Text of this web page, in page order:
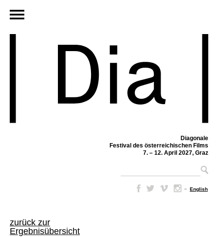
Diagonale
Festival des österreichischen Films
7. – 12. April 2027, Graz
– English
zurück zur
Ergebnisübersicht